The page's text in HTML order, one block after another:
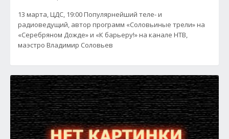
13 марта, ЦДС, 19:00 Популярнейший теле- и
радиоведущий, автор программ «Соловьиные трели» на
«Серебряном Дожде» и «К барьеру!» на канале НТВ,
маэстро Владимир Соловьев